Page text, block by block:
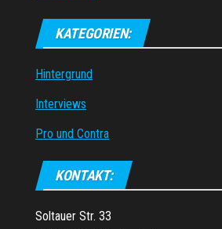
KATEGORIEN:
Hintergrund
Interviews
Pro und Contra
KONTAKT:
Soltauer Str. 33